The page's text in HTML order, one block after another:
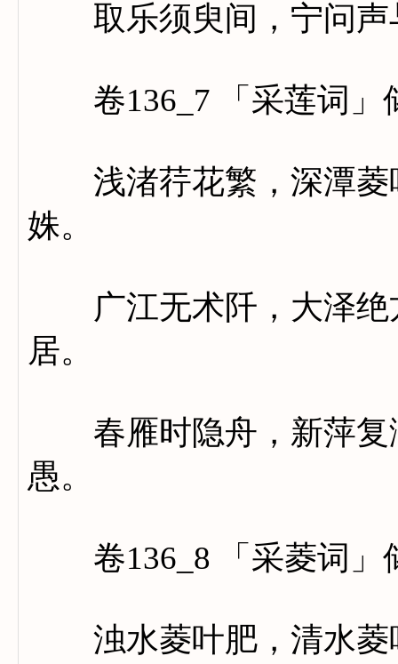
取乐须臾间，宁问声
卷136_7 「采莲词」
浅渚荇花繁，深潭菱
姝。
广江无术阡，大泽绝
居。
春雁时隐舟，新萍复
愚。
卷136_8 「采菱词」
浊水菱叶肥，清水菱